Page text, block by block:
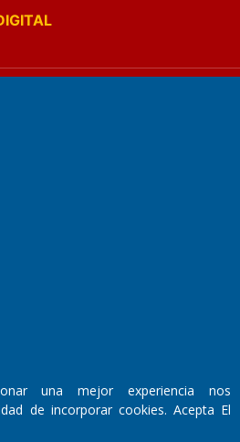
una mejor experiencia nos
de incorporar cookies. Acepta El